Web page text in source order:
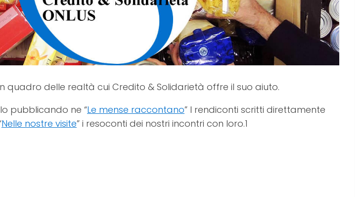
quadro delle realtà cui Credito & Solidarietà offre il suo aiuto.
pubblicando ne “Le mense raccontano” I rendiconti scritti direttamente
Nelle nostre visite” i resoconti dei nostri incontri con loro.1